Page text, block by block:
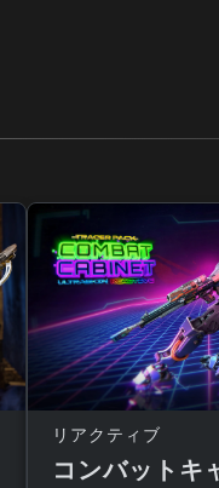
リアクティブ
コンバットキ